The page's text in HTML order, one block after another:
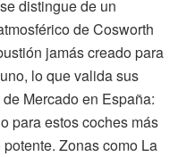
distingue de un
de Cosworth
jamás creado para
lo que valida sus
Mercado en España:
para estos coches más
Zonas como La